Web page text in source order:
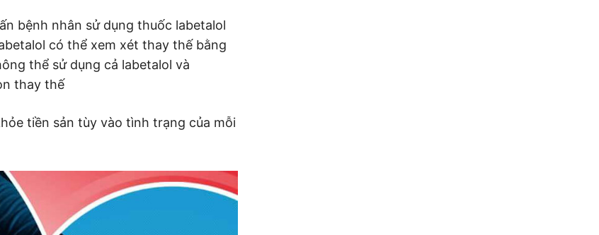
bệnh nhân sử dụng thuốc labetalol
có thể xem xét thay thế bằng
thể sử dụng cả labetalol và
thay thế
tiền sản tùy vào tình trạng của mỗi